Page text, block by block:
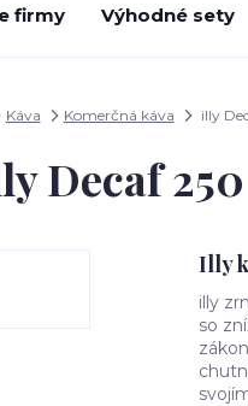
firmy Výhodné sety
Káva Komerčná káva illy
Decaf
Illy
illy
so